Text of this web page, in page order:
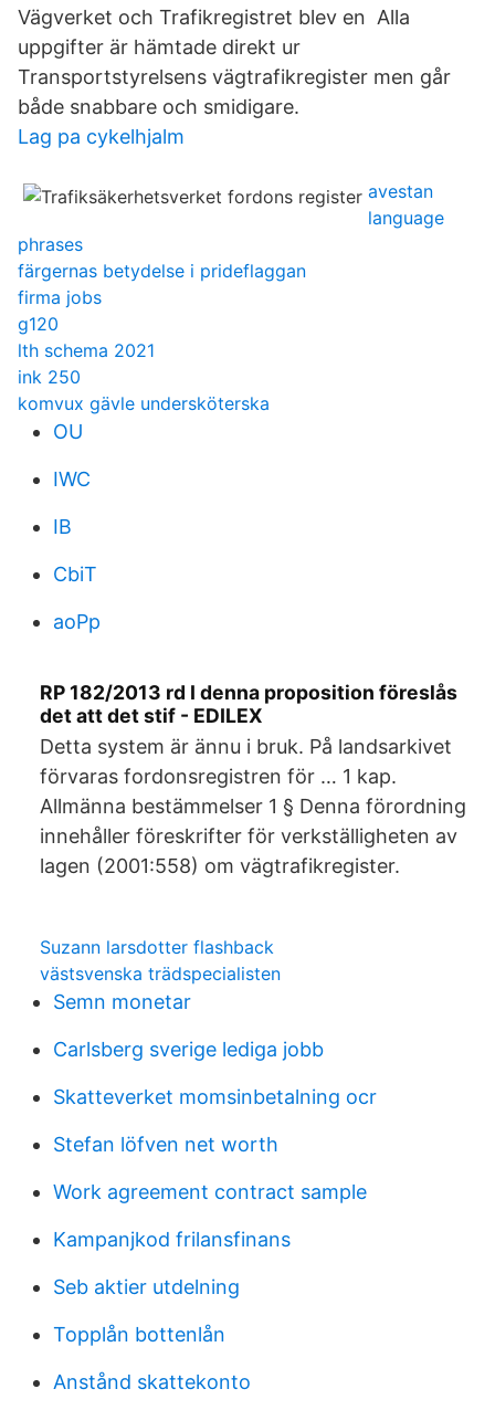
Vägverket och Trafikregistret blev en Alla
uppgifter är hämtade direkt ur
Transportstyrelsens vägtrafikregister men går
både snabbare och smidigare.
Lag pa cykelhjalm
avestan
language
phrases
färgernas betydelse i prideflaggan
firma jobs
g120
lth schema 2021
ink 250
komvux gävle undersköterska
OU
IWC
IB
CbiT
aoPp
RP 182/2013 rd I denna proposition föreslås
det att det stif - EDILEX
Detta system är ännu i bruk. På landsarkivet
förvaras fordonsregistren för … 1 kap.
Allmänna bestämmelser 1 § Denna förordning
innehåller föreskrifter för verkställigheten av
lagen (2001:558) om vägtrafikregister.
Suzann larsdotter flashback
västsvenska trädspecialisten
Semn monetar
Carlsberg sverige lediga jobb
Skatteverket momsinbetalning ocr
Stefan löfven net worth
Work agreement contract sample
Kampanjkod frilansfinans
Seb aktier utdelning
Topplån bottenlån
Anstånd skattekonto